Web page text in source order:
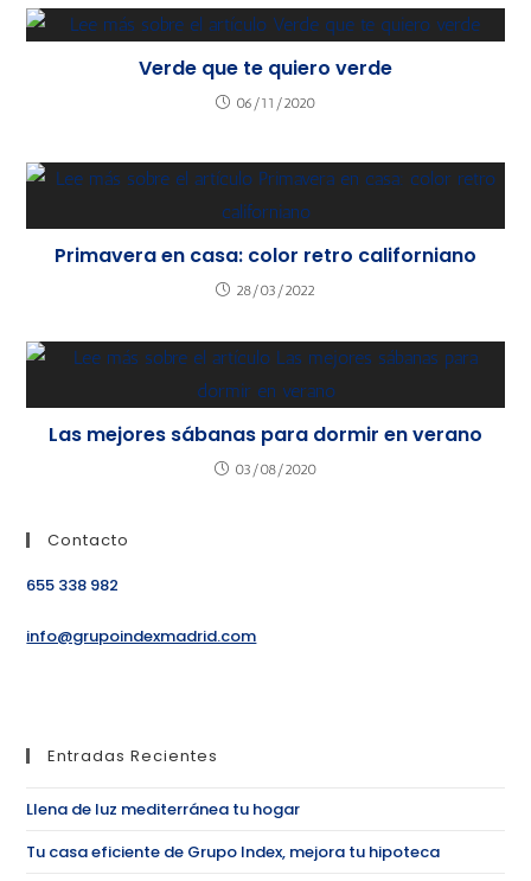
Verde que te quiero verde
06/11/2020
Primavera en casa: color retro californiano
28/03/2022
Las mejores sábanas para dormir en verano
03/08/2020
Contacto
655 338 982
info@grupoindexmadrid.com
Entradas Recientes
Llena de luz mediterránea tu hogar
Tu casa eficiente de Grupo Index, mejora tu hipoteca